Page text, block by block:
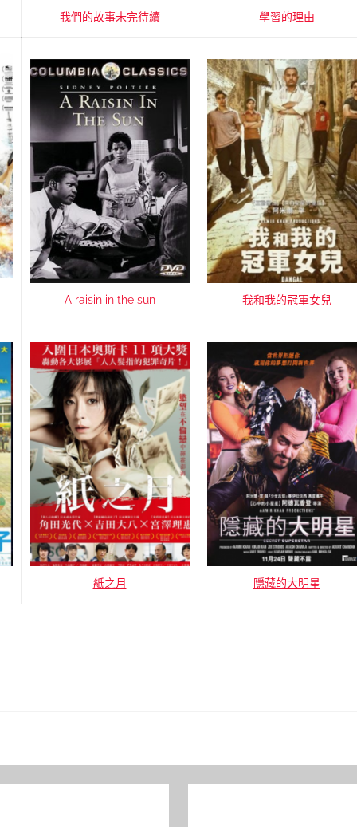
我們的故事未完待續 學習的理由
A raisin in the sun 我和我的冠軍女兒
紙之月 隱藏的大明星